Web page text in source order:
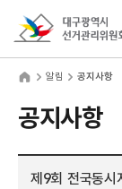
알림 공지사항
공지사항
제9회 전국동시